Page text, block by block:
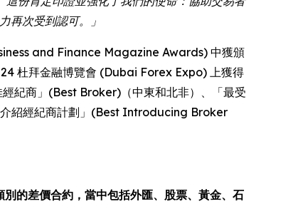
再次受到認可。」
and Finance Magazine Awards) 中獲頒
杜拜金融博覽會 (Dubai Forex Expo) 上獲得
紀商」(Best Broker)（中東和北非）、「最受
紹經紀商計劃」(Best Introducing Broker
的差價合約，當中包括外匯、股票、黃金、石